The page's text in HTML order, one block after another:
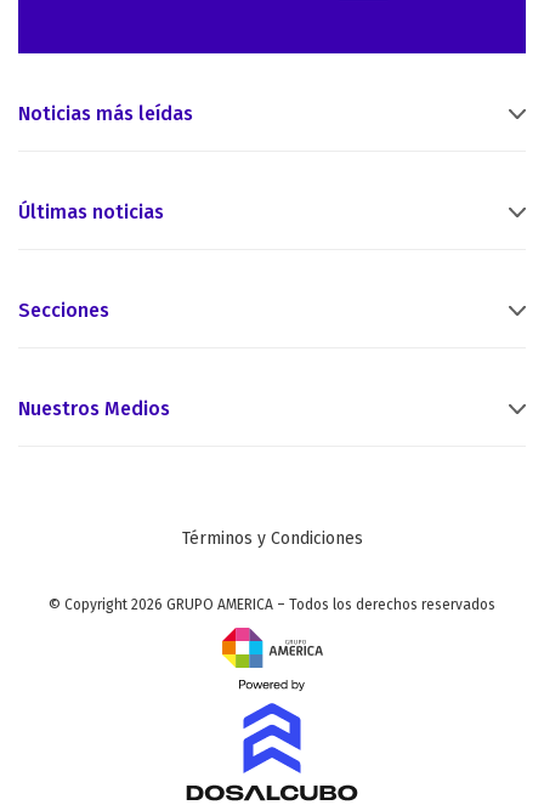
Noticias más leídas
Últimas noticias
Secciones
Nuestros Medios
Términos y Condiciones
© Copyright 2026 GRUPO AMERICA – Todos los derechos reservados